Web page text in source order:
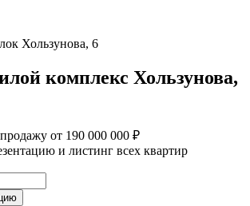
Хользунова, 6
комплекс Хользунова,
от 190 000 000 ₽
и листинг всех квартир